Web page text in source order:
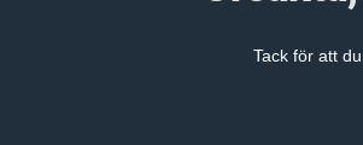
Tack för att